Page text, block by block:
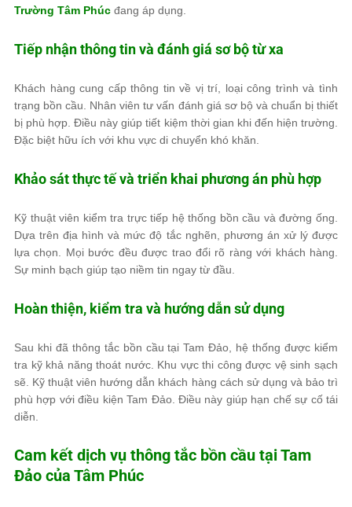
Trường Tâm Phúc đang áp dụng.
Tiếp nhận thông tin và đánh giá sơ bộ từ xa
Khách hàng cung cấp thông tin về vị trí, loại công trình và tình
trạng bồn cầu. Nhân viên tư vấn đánh giá sơ bộ và chuẩn bị thiết
bị phù hợp. Điều này giúp tiết kiệm thời gian khi đến hiện trường.
Đặc biệt hữu ích với khu vực di chuyển khó khăn.
Khảo sát thực tế và triển khai phương án phù hợp
Kỹ thuật viên kiểm tra trực tiếp hệ thống bồn cầu và đường ống.
Dựa trên địa hình và mức độ tắc nghẽn, phương án xử lý được
lựa chọn. Mọi bước đều được trao đổi rõ ràng với khách hàng.
Sự minh bạch giúp tạo niềm tin ngay từ đầu.
Hoàn thiện, kiểm tra và hướng dẫn sử dụng
Sau khi đã thông tắc bồn cầu tại Tam Đảo, hệ thống được kiểm
tra kỹ khả năng thoát nước. Khu vực thi công được vệ sinh sạch
sẽ. Kỹ thuật viên hướng dẫn khách hàng cách sử dụng và bảo trì
phù hợp với điều kiện Tam Đảo. Điều này giúp hạn chế sự cố tái
diễn.
Cam kết dịch vụ thông tắc bồn cầu tại Tam
Đảo của Tâm Phúc